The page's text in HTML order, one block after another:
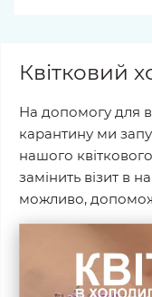
Квітковий
На допомогу для
карантину ми
нашого
замінить візит в
можливо,